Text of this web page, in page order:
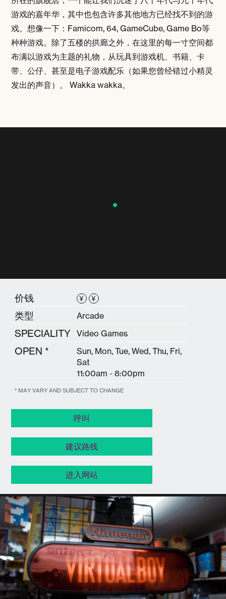
游戏的嘉年华，其中也包含许多其他地方已经找不到的游
戏。想像一下：Famicom, 64, GameCube, Game Bo等
种种游戏。除了五楼的拱廊之外，在这里的每一寸空间都
布满以游戏为主题的礼物，从玩具到游戏机、书籍、卡
带、公仔、甚至是电子游戏配乐（如果您曾经错过小精灵
发出的声音）。 Wakka wakka。
价钱 ¥ ¥
类型 Arcade
SPECIALITY Video Games
OPEN *
Sun, Mon, Tue, Wed, Thu, Fri,
Sat
11:00am - 8:00pm
* MAY VARY AND SUBJECT TO CHANGE
呼叫
建议路线
进入网站